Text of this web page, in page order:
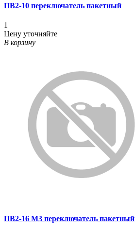
ПВ2-10 переключатель пакетный
1
Цену уточняйте
В корзину
ПВ2-16 М3 переключатель пакетный